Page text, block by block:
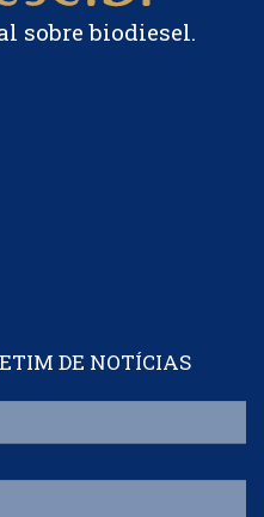
sobre biodiesel.
DE NOTÍCIAS